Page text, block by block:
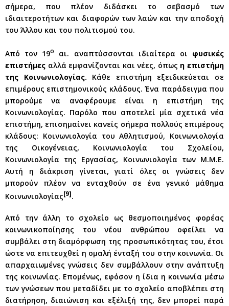
σήμερα, που πλέον διδάσκει το σεβασμό των
ιδιαιτεροτήτων και διαφορών των λαών και την αποδοχή
του Άλλου και του πολιτισμού του.
Από τον 19ο αι. αναπτύσσονται ιδιαίτερα οι φυσικές
επιστήμες αλλά εμφανίζονται και νέες, όπως η επιστήμη
της Κοινωνιολογίας. Κάθε επιστήμη εξειδικεύεται σε
επιμέρους επιστημονικούς κλάδους. Ένα παράδειγμα που
μπορούμε να αναφέρουμε είναι η επιστήμη της
Κοινωνιολογίας. Παρόλο που αποτελεί μία σχετικά νέα
επιστήμη, επισημαίνει κανείς σήμερα πολλούς επιμέρους
κλάδους: Κοινωνιολογία του Αθλητισμού, Κοινωνιολογία
της Οικογένειας, Κοινωνιολογία του Σχολείου,
Κοινωνιολογία της Εργασίας, Κοινωνιολογία των Μ.Μ.Ε.
Αυτή η διάκριση γίνεται, γιατί όλες οι γνώσεις δεν
μπορούν πλέον να ενταχθούν σε ένα γενικό μάθημα
Κοινωνιολογίας[9].
Από την άλλη το σχολείο ως θεσμοποιημένος φορέας
κοινωνικοποίησης του νέου ανθρώπου οφείλει να
συμβάλει στη διαμόρφωση της προσωπικότητας του, έτσι
ώστε να επιτευχθεί η ομαλή ένταξή του στην κοινωνία. Οι
απαρχαιωμένες γνώσεις δεν συμβάλλουν στην ανάπτυξη
της κοινωνίας. Επομένως, εφόσον η ίδια η κοινωνία μέσω
των γνώσεων που μεταδίδει με το σχολείο αποβλέπει στη
διατήρηση, διαιώνιση και εξέλιξή της, δεν μπορεί παρά